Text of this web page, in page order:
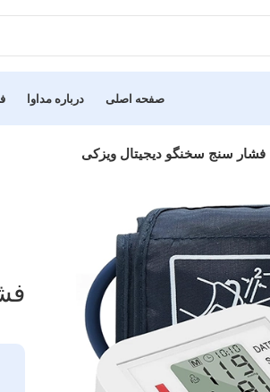
صفحه اصلی درباره مداوا
فشار سنج سخنگو دیجیتال ویزکی